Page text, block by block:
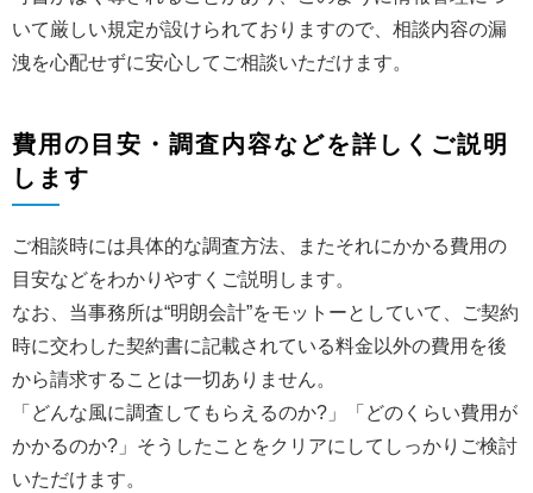
いて厳しい規定が設けられておりますので、相談内容の漏
洩を心配せずに安心してご相談いただけます。
費用の目安・調査内容などを詳しくご説明
します
ご相談時には具体的な調査方法、またそれにかかる費用の
目安などをわかりやすくご説明します。
なお、当事務所は“明朗会計”をモットーとしていて、ご契約
時に交わした契約書に記載されている料金以外の費用を後
から請求することは一切ありません。
「どんな風に調査してもらえるのか?」「どのくらい費用が
かかるのか?」そうしたことをクリアにしてしっかりご検討
いただけます。